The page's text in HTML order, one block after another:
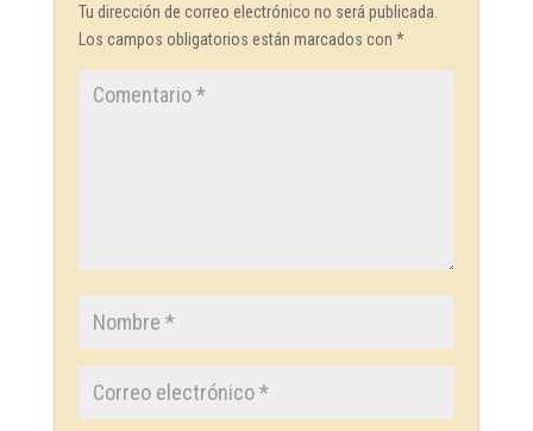
Tu dirección de correo electrónico no será publicada.
Los campos obligatorios están marcados con *